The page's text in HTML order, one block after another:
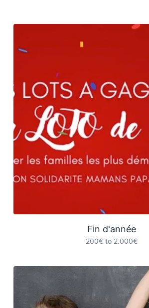
Fin d'année
200€ to 2.000€